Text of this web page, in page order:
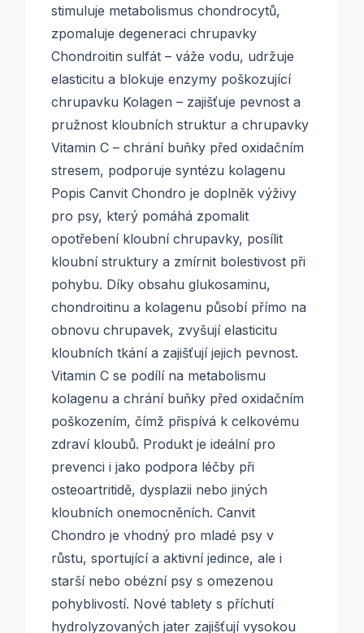
stimuluje metabolismus chondrocytů,
zpomaluje degeneraci chrupavky
Chondroitin sulfát – váže vodu, udržuje
elasticitu a blokuje enzymy poškozující
chrupavku Kolagen – zajišťuje pevnost a
pružnost kloubních struktur a chrupavky
Vitamin C – chrání buňky před oxidačním
stresem, podporuje syntézu kolagenu
Popis Canvit Chondro je doplněk výživy
pro psy, který pomáhá zpomalit
opotřebení kloubní chrupavky, posílit
kloubní struktury a zmírnit bolestivost při
pohybu. Díky obsahu glukosaminu,
chondroitinu a kolagenu působí přímo na
obnovu chrupavek, zvyšují elasticitu
kloubních tkání a zajišťují jejich pevnost.
Vitamin C se podílí na metabolismu
kolagenu a chrání buňky před oxidačním
poškozením, čímž přispívá k celkovému
zdraví kloubů. Produkt je ideální pro
prevenci i jako podpora léčby při
osteoartritidě, dysplazii nebo jiných
kloubních onemocněních. Canvit
Chondro je vhodný pro mladé psy v
růstu, sportující a aktivní jedince, ale i
starší nebo obézní psy s omezenou
pohyblivostí. Nové tablety s příchutí
hydrolyzovaných jater zajišťují vysokou